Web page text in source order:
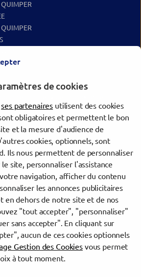
QUIMPER
QUIMPER
Populaire
evermaps ©
de cookies
ses partenaires utilisent des cookies
obligatoires et permettent le bon
et la mesure d'audience de
cookies, optionnels, sont
Ils nous permettent de personnaliser
site, personnaliser l'assistance
navigation, afficher du contenu
les annonces publicitaires
en dehors de notre site et de nos
"tout accepter", "personnaliser"
sans accepter". En cliquant sur
aucun de ces cookies optionnels
Gestion des Cookiesvous permet
à tout moment.